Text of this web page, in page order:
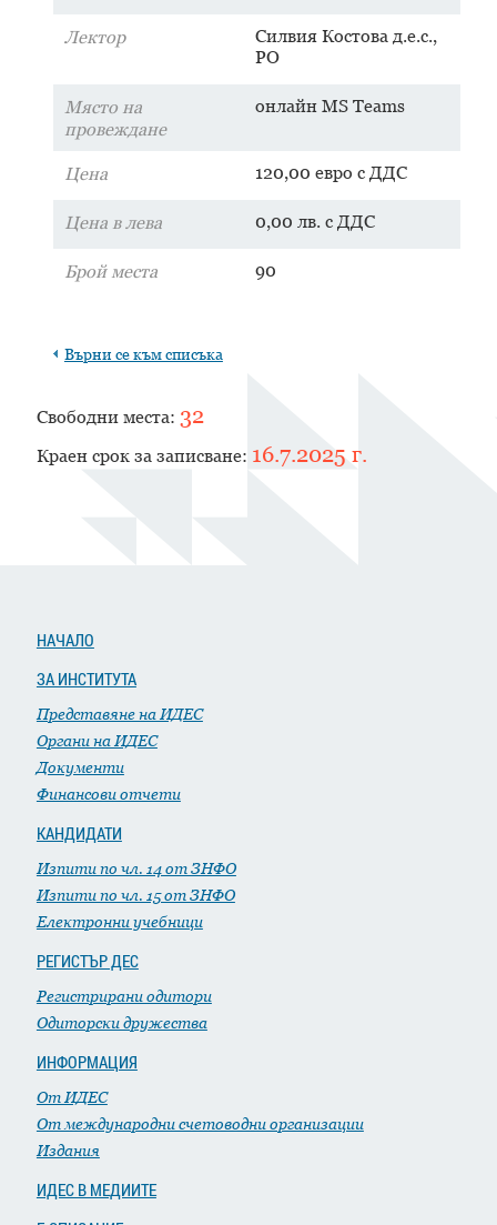
Лектор
Силвия Костова д.е.с.,
РО
Място на
провеждане
онлайн MS Teams
Цена 120,00 евро с ДДС
Цена в лева 0,00 лв. с ДДС
Брой места 90
Върни се към списъка
Свободни места: 32
Краен срок за записване: 16.7.2025 г.
НАЧАЛО
ЗА ИНСТИТУТА
Представяне на ИДЕС
Органи на ИДЕС
Документи
Финансови отчети
КАНДИДАТИ
Изпити по чл. 14 от ЗНФО
Изпити по чл. 15 от ЗНФО
Електронни учебници
РЕГИСТЪР ДЕС
Регистрирани одитори
Одиторски дружества
ИНФОРМАЦИЯ
От ИДЕС
От международни счетоводни организации
Издания
ИДЕС В МЕДИИТЕ